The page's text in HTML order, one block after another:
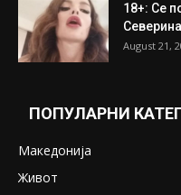
18+: Се
Северина
August 21,
ПОПУЛАРНИ
Македонија
Живот